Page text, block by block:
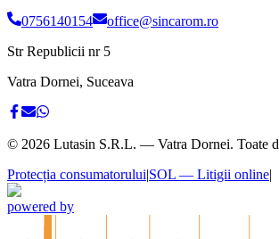
0756140154
office@sincarom.ro
Str Republicii nr 5
Vatra Dornei, Suceava
© 2026 Lutasin S.R.L. — Vatra Dornei. Toate
Protecția consumatorului|SOL — Litigii online|
powered by